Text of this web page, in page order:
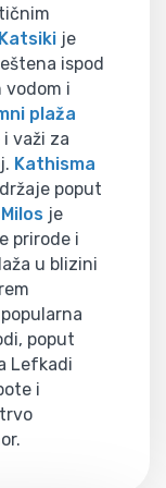
je
ispod
vodom i
plaža
važi za
Kathisma
poput
je
prirode i
u blizini
poput
Lefkadi
i